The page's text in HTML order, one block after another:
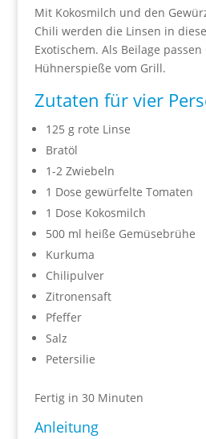
Mit Kokosmilch und den
Chili werden die Linsen in
Exotischem. Als Beilage
Hühnerspieße vom Grill.
Zutaten für vier
125 g rote Linse
Bratöl
1-2 Zwiebeln
1 Dose gewürfelte Tomaten
1 Dose Kokosmilch
500 ml heiße Gemüsebrühe
Kurkuma
Chilipulver
Zitronensaft
Pfeffer
Salz
Petersilie
Fertig in 30 Minuten
Anleitung